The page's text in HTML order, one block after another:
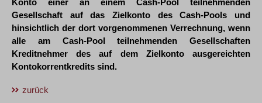
Konto einer an einem Cash-Pool teilnehmenden
Gesellschaft auf das Zielkonto des Cash-Pools und
hinsichtlich der dort vorgenommenen Verrechnung, wenn
alle am Cash-Pool teilnehmenden Gesellschaften
Kreditnehmer des auf dem Zielkonto ausgereichten
Kontokorrentkredits sind.
zurück